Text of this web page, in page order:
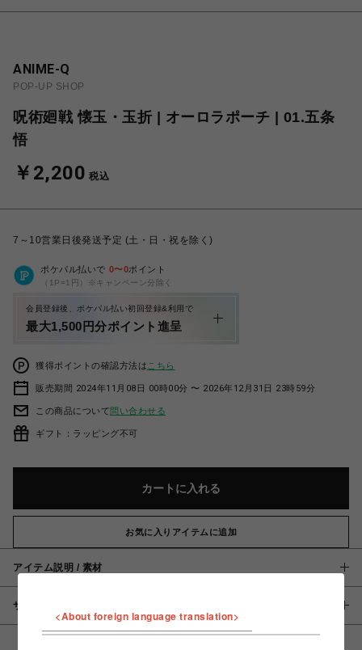
ANIME-Q
POP-UP SHOP
呪術廻戦 懐玉・玉折 | オーロラポーチ | 01.五条
悟
￥2,200 税込
7～10営業日後発送予定 (土・日・祝を除く)
ポケパル払いで 0〜0ポイント
（1P=1円）※キャンペーン分除く
会員登録後、ポケパル払い初回登録&利用で
最大1,500円分ポイント進呈
獲得ポイントの確認方法は こちら
販売期間 2024年11月08日 00時00分 〜 2026年12月31日 23時59分
この商品について問い合わせる
ギフト：ラッピング不可
カートに入れる
お気に入りアイテムに追加
アイテム説明 / 素材
サイズ
<About foreign language translation>